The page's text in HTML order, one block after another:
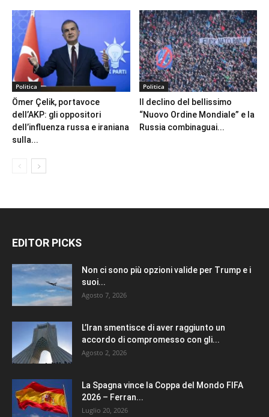
Politica
Ömer Çelik, portavoce
dell’AKP: gli oppositori
dell’influenza russa e iraniana
sulla...
Politica
Il declino del bellissimo
“Nuovo Ordine Mondiale” e la
Russia combinaguai...
EDITOR PICKS
Non ci sono più opzioni valide per Trump e i
suoi...
Agosto 7, 2026
L’Iran smentisce di aver raggiunto un
accordo di compromesso con gli...
Agosto 2, 2026
La Spagna vince la Coppa del Mondo FIFA
2026 – Ferran...
Luglio 20, 2026